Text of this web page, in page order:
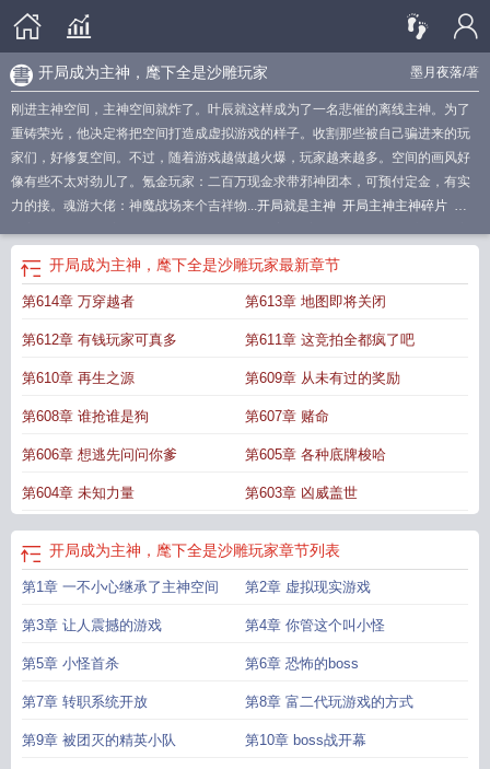
墨月夜落/著
开局成为主神，麾下全是沙雕玩家
刚进主神空间，主神空间就炸了。叶辰就这样成为了一名悲催的离线主神。为了
重铸荣光，他决定将把空间打造成虚拟游戏的样子。收割那些被自己骗进来的玩
家们，好修复空间。不过，随着游戏越做越火爆，玩家越来越多。空间的画风好
像有些不太对劲儿了。氪金玩家：二百万现金求带邪神团本，可预付定金，有实
力的接。魂游大佬：神魔战场来个吉祥物...开局就是主神 开局主神主神碎片 开
麾下全是沙雕玩家免费阅读 主神开局就挂了 开局主神挂了
是神
沙雕动漫开局主神炸了 开局就成了神子开局主角成神的麾下全是沙雕玩家
开局成为主神，麾下全是沙雕玩家最新章节
第614章 万穿越者 第613章 地图即将关闭
第612章 有钱玩家可真多 第611章 这竞拍全都疯了吧
第610章 再生之源 第609章 从未有过的奖励
第608章 谁抢谁是狗 第607章 赌命
第606章 想逃先问问你爹 第605章 各种底牌梭哈
第604章 未知力量 第603章 凶威盖世
开局成为主神，麾下全是沙雕玩家章节列表
第1章 一不小心继承了主神空间 第2章 虚拟现实游戏
第3章 让人震撼的游戏 第4章 你管这个叫小怪
第5章 小怪首杀 第6章 恐怖的boss
第7章 转职系统开放 第8章 富二代玩游戏的方式
第9章 被团灭的精英小队 第10章 boss战开幕